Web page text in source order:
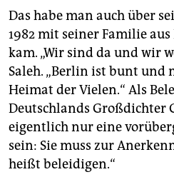
Das habe man auch über
1982 mit seiner Familie
kam. „Wir sind da und wir
Saleh. „Berlin ist bunt
Heimat der Vielen.“ Als
Deutschlands Großdichter
eigentlich nur eine
sein: Sie muss zur
heißt beleidigen.“